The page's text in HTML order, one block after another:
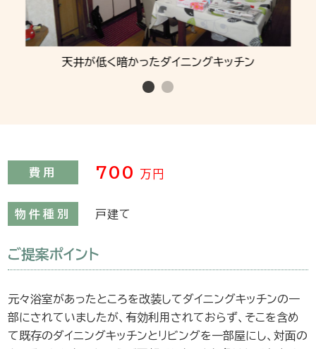
天井が低く暗かったダイニングキッチン
費用 700万円
物件種別 戸建て
ご提案ポイント
元々浴室があったところを改装してダイニングキッチンの一
部にされていましたが、有効利用されておらず、そこを含め
て既存のダイニングキッチンとリビングを一部屋にし、対面の